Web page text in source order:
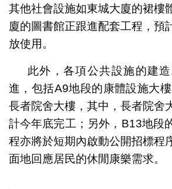
其他社會設施如東城大廈的裙樓
廈的圖書館正跟進配套工程，預
放使用。
此外，各項公共設施的建
進，包括A9地段的康體設施大
長者院舍大樓，其中，長者院舍
計今年底完工；另外，B13地段
程亦將於短期內啟動公開招標程
面地回應居民的休閒康樂需求。